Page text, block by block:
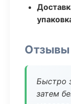
Отзывы
Быстро
затем